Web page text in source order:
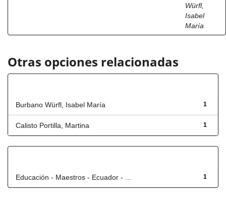
Würfl,
Isabel
María
Otras opciones relacionadas
1
Burbano Würfl, Isabel María
1
Calisto Portilla, Martina
1
Educación - Maestros - Ecuador - ...